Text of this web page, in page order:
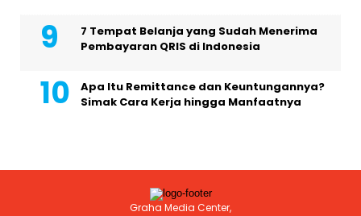
7 Tempat Belanja yang Sudah Menerima
Pembayaran QRIS di Indonesia
Apa Itu Remittance dan Keuntungannya?
Simak Cara Kerja hingga Manfaatnya
Graha Media Center,